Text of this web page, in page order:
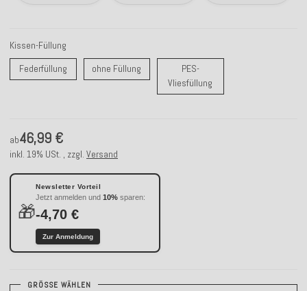
Kissen-Füllung
FederfüllungFederfüllungohne Füllung ohne FüllungPES-
Vliesfüllung
ab46,99 €
inkl. 19% USt. , zzgl. Versand
🎁
Newsletter Vorteil
Jetzt anmelden und 10% sparen:
-4,70 €
Zur Anmeldung
GRÖSSE WÄHLEN